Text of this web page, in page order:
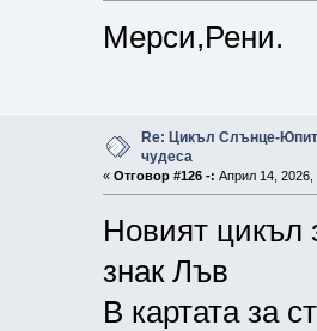
Мерси,Рени.
Re: Цикъл Слънце-
чудеса
« Отговор #126 -: Април 14, 2026,
Новият цикъл
знак Лъв
В картата за